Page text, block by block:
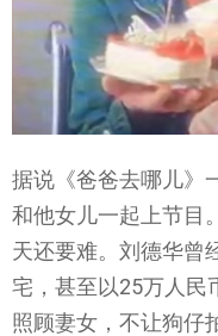
据说《爸爸去哪儿》
和他女儿一起上节目
天还要难。刘德华曾
宅，甚至以25万人民
照顾妻女，不让狗仔